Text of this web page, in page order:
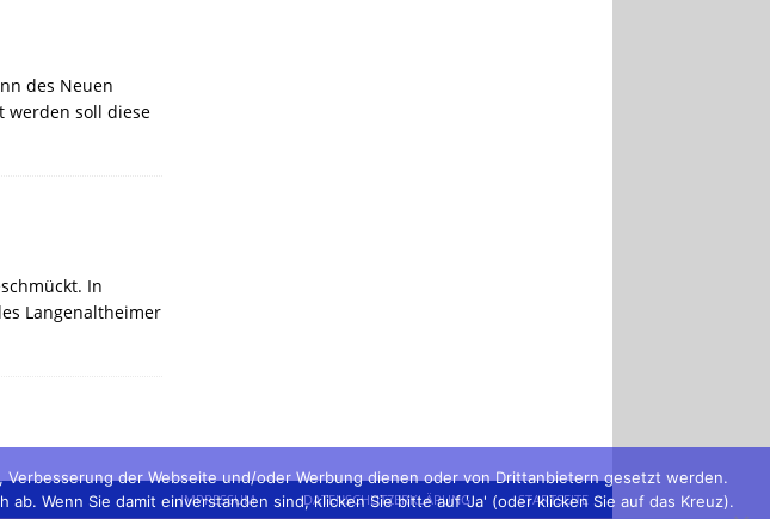
des Neuen
werden soll diese
In
Langenaltheimer
IMPRESSUM DATENSCHUTZERKLÄRUNG STARTSEITE
der Webseite und/oder Werbung dienen oder von Drittanbietern gesetzt werden.
Wenn Sie damit einverstanden sind, klicken Sie bitte auf 'Ja' (oder klicken Sie auf das Kreuz).